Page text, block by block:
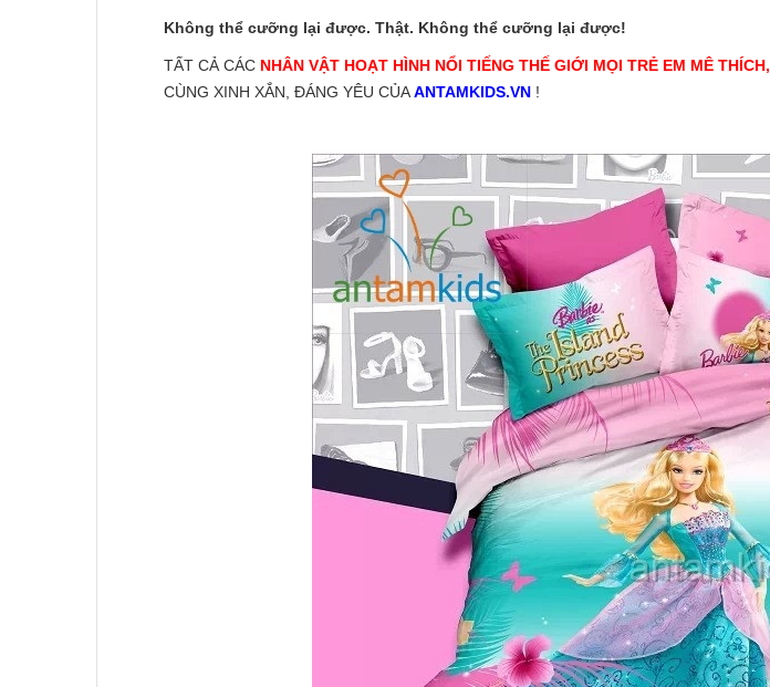
Không thể cưỡng lại được. Thật. Không thể cưỡng lại được!
TẤT CẢ CÁC NHÂN VẬT HOẠT HÌNH NỔI TIẾNG THẾ GIỚI MỌI TRẺ EM MÊ THÍCH,
CÙNG XINH XẮN, ĐÁNG YÊU CỦAANTAMKIDS.VN !